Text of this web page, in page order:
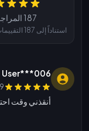
المراجعات
187 المراجعات
استناداً إلى 187 التقييمات المُتحقق منها
User***006
19 وجد
أنقذني وقت